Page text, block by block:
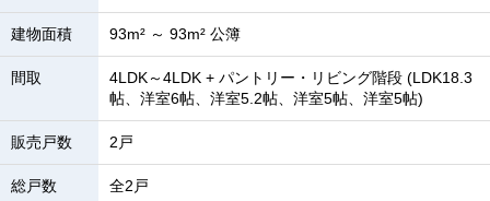
建物面積 93m² ～ 93m² 公簿
間取
4LDK～4LDK + パントリー・リビング階段 (LDK18.3
帖、洋室6帖、洋室5.2帖、洋室5帖、洋室5帖)
販売戸数 2戸
総戸数 全2戸